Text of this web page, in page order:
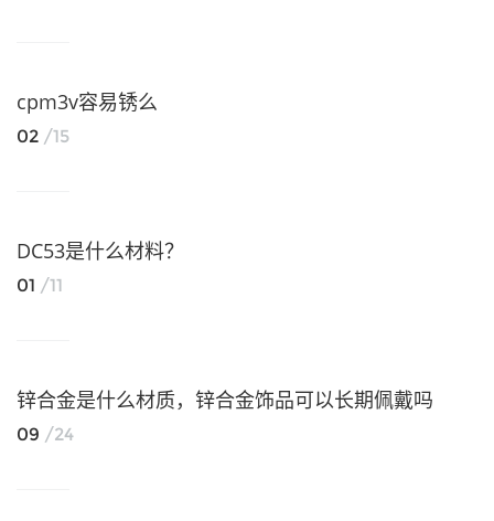
cpm3v容易锈么
02 /15
DC53是什么材料？
01 /11
锌合金是什么材质，锌合金饰品可以长期佩戴吗
09 /24